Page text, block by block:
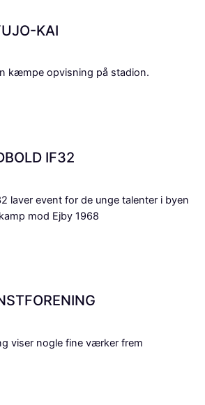
KAI
kæmpe opvisning på stadion.
IF32
laver event for de unge talenter i byen
mod Ejby 1968
viser nogle fine værker frem